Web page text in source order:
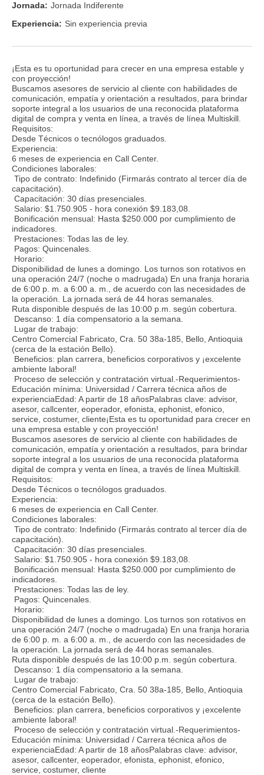
Jornada: Jornada Indiferente
Experiencia: Sin experiencia previa
¡Esta es tu oportunidad para crecer en una empresa estable y
con proyección!
Buscamos asesores de servicio al cliente con habilidades de
comunicación, empatía y orientación a resultados, para brindar
soporte integral a los usuarios de una reconocida plataforma
digital de compra y venta en línea, a través de línea Multiskill.
Requisitos:
Desde Técnicos o tecnólogos graduados.
Experiencia:
6 meses de experiencia en Call Center.
Condiciones laborales:
Tipo de contrato: Indefinido (Firmarás contrato al tercer día de
capacitación).
Capacitación: 30 días presenciales.
Salario: $1.750.905 - hora conexión $9.183,08.
Bonificación mensual: Hasta $250.000 por cumplimiento de
indicadores.
Prestaciones: Todas las de ley.
Pagos: Quincenales.
Horario:
Disponibilidad de lunes a domingo. Los turnos son rotativos en
una operación 24/7 (noche o madrugada) En una franja horaria
de 6:00 p. m. a 6:00 a. m., de acuerdo con las necesidades de
la operación. La jornada será de 44 horas semanales.
Ruta disponible después de las 10:00 p.m. según cobertura.
Descanso: 1 día compensatorio a la semana.
Lugar de trabajo:
Centro Comercial Fabricato, Cra. 50 38a-185, Bello, Antioquia
(cerca de la estación Bello).
Beneficios: plan carrera, beneficios corporativos y ¡excelente
ambiente laboral!
Proceso de selección y contratación virtual.-Requerimientos-
Educación mínima: Universidad / Carrera técnica años de
experienciaEdad: A partir de 18 añosPalabras clave: advisor,
asesor, callcenter, eoperador, efonista, ephonist, efonico,
service, costumer, cliente¡Esta es tu oportunidad para crecer en
una empresa estable y con proyección!
Buscamos asesores de servicio al cliente con habilidades de
comunicación, empatía y orientación a resultados, para brindar
soporte integral a los usuarios de una reconocida plataforma
digital de compra y venta en línea, a través de línea Multiskill.
Requisitos:
Desde Técnicos o tecnólogos graduados.
Experiencia:
6 meses de experiencia en Call Center.
Condiciones laborales:
Tipo de contrato: Indefinido (Firmarás contrato al tercer día de
capacitación).
Capacitación: 30 días presenciales.
Salario: $1.750.905 - hora conexión $9.183,08.
Bonificación mensual: Hasta $250.000 por cumplimiento de
indicadores.
Prestaciones: Todas las de ley.
Pagos: Quincenales.
Horario:
Disponibilidad de lunes a domingo. Los turnos son rotativos en
una operación 24/7 (noche o madrugada) En una franja horaria
de 6:00 p. m. a 6:00 a. m., de acuerdo con las necesidades de
la operación. La jornada será de 44 horas semanales.
Ruta disponible después de las 10:00 p.m. según cobertura.
Descanso: 1 día compensatorio a la semana.
Lugar de trabajo:
Centro Comercial Fabricato, Cra. 50 38a-185, Bello, Antioquia
(cerca de la estación Bello).
Beneficios: plan carrera, beneficios corporativos y ¡excelente
ambiente laboral!
Proceso de selección y contratación virtual.-Requerimientos-
Educación mínima: Universidad / Carrera técnica años de
experienciaEdad: A partir de 18 añosPalabras clave: advisor,
asesor, callcenter, eoperador, efonista, ephonist, efonico,
service, costumer, cliente